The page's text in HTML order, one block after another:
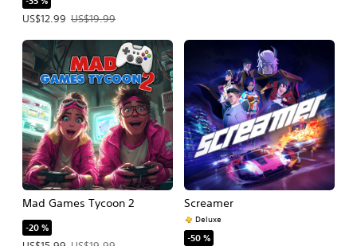
US$12.99
Precio de la oferta: US$12.99. Precio original: US$19.99.
US$19.99
Mad Games Tycoon 2
-20 %
Screamer
Deluxe
-50 %